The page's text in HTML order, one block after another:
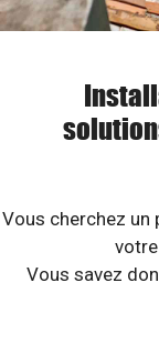
Vous cherchez
Vous savez